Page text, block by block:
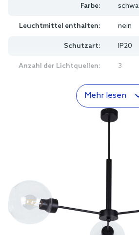
Farbe:
Leuchtmittel enthalten: nein
Schutzart: IP20
Anzahl der Lichtquellen: 3
Mehr lesen